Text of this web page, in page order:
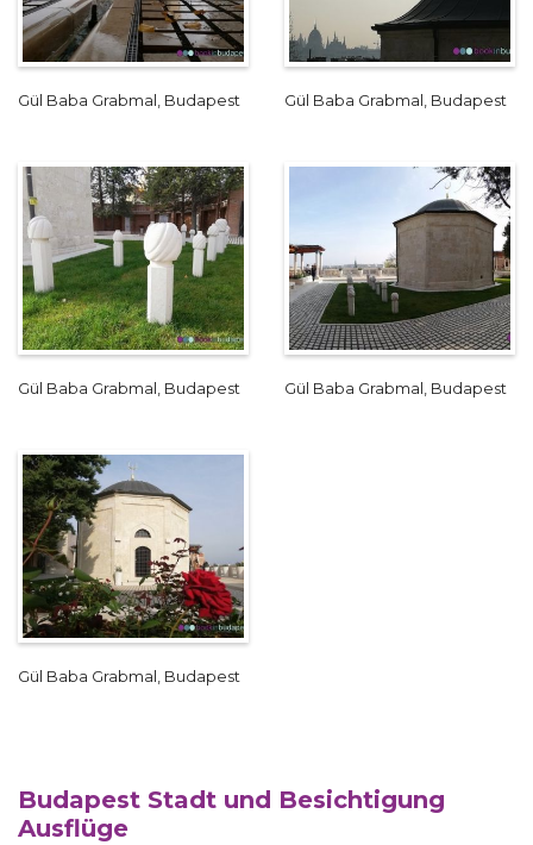
Gül Baba Grabmal, Budapest Gül Baba Grabmal, Budapest
Gül Baba Grabmal, Budapest Gül Baba Grabmal, Budapest
Gül Baba Grabmal, Budapest
Budapest Stadt und Besichtigung
Ausflüge